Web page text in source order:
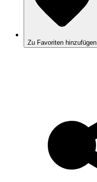
Zu Favoriten hinzufügen